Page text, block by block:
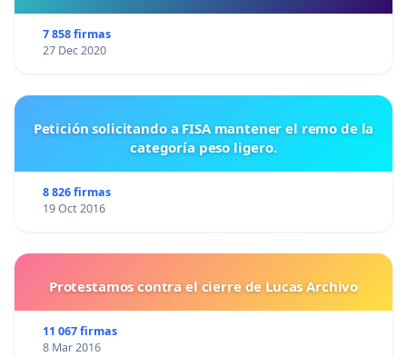
Arroyomolinos merecemos verlo reflejado en nuestra
barrio, ya que pertenecemos también al pueblo.
entiendan lo que estamos solicitando.
Muchas gracias
Fdo. Vecinos de La Rinconada II, Arroyomolinos
7 858 firmas
27 Dec 2020
Petición solicitando a FISA mantener el remo de la
categoría peso ligero.
8 826 firmas
19 Oct 2016
Protestamos contra el cierre de Lucas Archivo
11 067 firmas
8 Mar 2016